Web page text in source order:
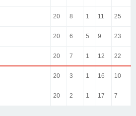
20 8 1 11 25
20 6 5 9 23
20 7 1 12 22
20 3 1 16 10
20 2 1 17 7